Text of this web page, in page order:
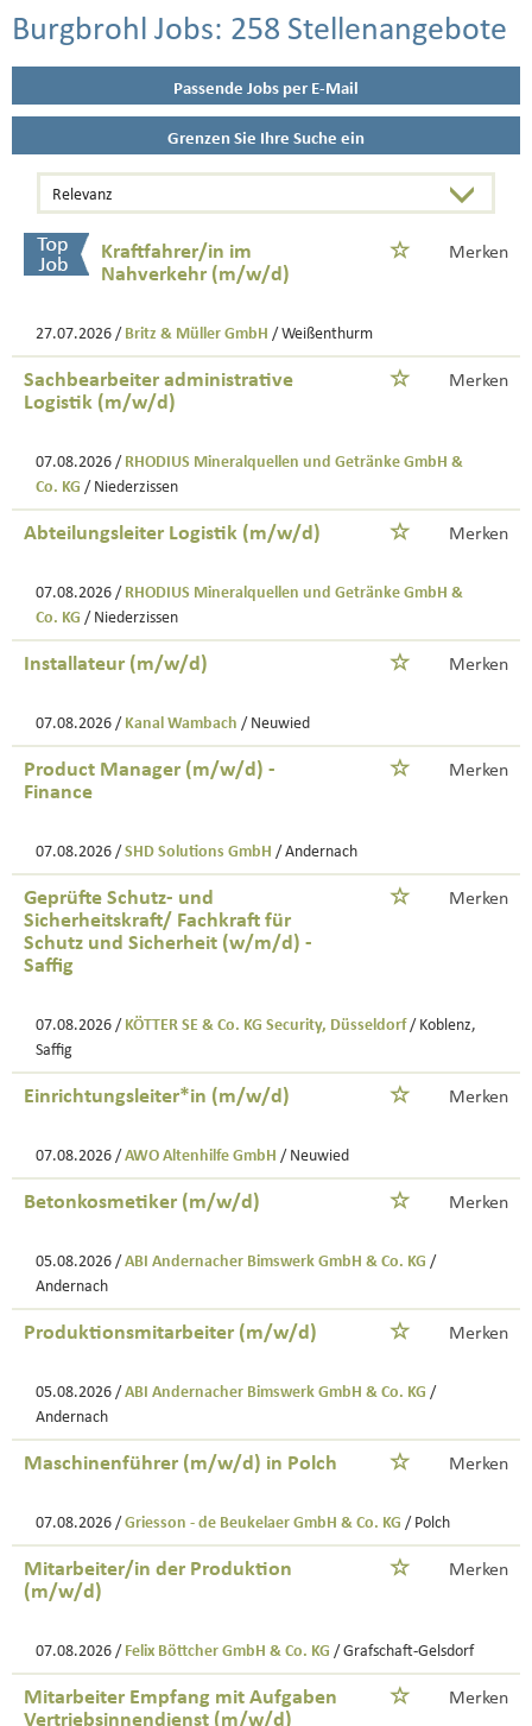
Burgbrohl Jobs: 258 Stellenangebote
Passende Jobs per E-Mail
Grenzen Sie Ihre Suche ein
Kraftfahrer/in im
Nahverkehr (m/w/d)
Merken
27.07.2026 / Britz & Müller GmbH / Weißenthurm
Sachbearbeiter administrative
Logistik (m/w/d)
Merken
07.08.2026 / RHODIUS Mineralquellen und Getränke GmbH &
Co. KG / Niederzissen
Abteilungsleiter Logistik (m/w/d) Merken
07.08.2026 / RHODIUS Mineralquellen und Getränke GmbH &
Co. KG / Niederzissen
Installateur (m/w/d) Merken
07.08.2026 / Kanal Wambach / Neuwied
Product Manager (m/w/d) -
Finance
Merken
07.08.2026 / SHD Solutions GmbH / Andernach
Geprüfte Schutz- und
Sicherheitskraft/ Fachkraft für
Schutz und Sicherheit (w/m/d) -
Saffig
Merken
07.08.2026 / KÖTTER SE & Co. KG Security, Düsseldorf / Koblenz,
Saffig
Einrichtungsleiter*in (m/w/d) Merken
07.08.2026 / AWO Altenhilfe GmbH / Neuwied
Betonkosmetiker (m/w/d) Merken
05.08.2026 / ABI Andernacher Bimswerk GmbH & Co. KG /
Andernach
Produktionsmitarbeiter (m/w/d) Merken
05.08.2026 / ABI Andernacher Bimswerk GmbH & Co. KG /
Andernach
Maschinenführer (m/w/d) in Polch Merken
07.08.2026 / Griesson - de Beukelaer GmbH & Co. KG / Polch
Mitarbeiter/in der Produktion
(m/w/d)
Merken
07.08.2026 / Felix Böttcher GmbH & Co. KG / Grafschaft-Gelsdorf
Mitarbeiter Empfang mit Aufgaben
Vertriebsinnendienst (m/w/d)
Merken